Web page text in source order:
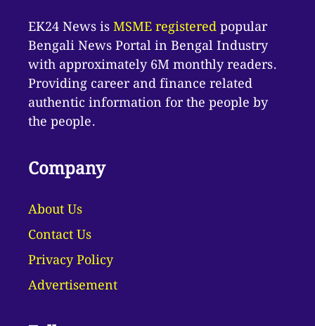
EK24 News isMSME registeredpopular
Bengali News Portal in Bengal Industry
with approximately 6M monthly readers.
Providing career and finance related
authentic information for the people by
the people.
Company
About Us
Contact Us
Privacy Policy
Advertisement